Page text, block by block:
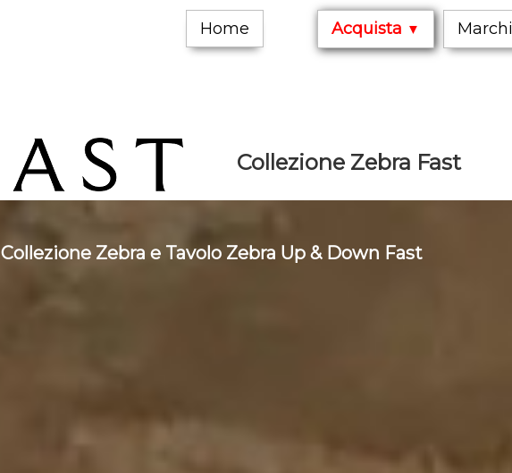
Home Acquista ▼ Marchi
Collezione Zebra Fast
Collezione Zebra e Tavolo Zebra Up & Down Fast